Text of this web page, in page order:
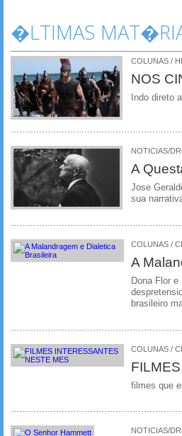
�LTIMAS
COLUNAS /
NOS
Indo direto
NOTICIAS/
A
Jose
sua
COLUNAS /
A
Dona Flor
brasileiro
COLUNAS /
filmes que
NOTICIAS/